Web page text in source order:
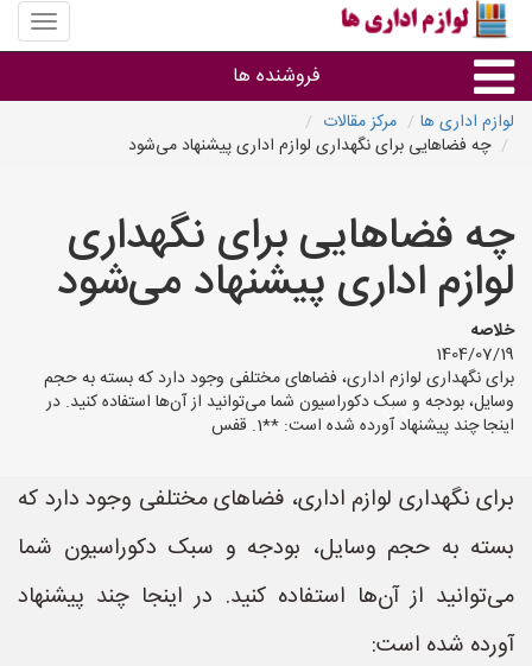
منوی
سایت
اداری
فروشنده ها
گروه ها
استان ها
لوازم اداری ها
مرکز مقالات
چه فضاهایی برای نگهداری لوازم اداری پیشنهاد می‌شود
چه فضاهایی برای نگهداری
لوازم اداری پیشنهاد می‌شود
خلاصه
1404/07/19
برای نگهداری لوازم اداری، فضاهای مختلفی وجود دارد که بسته به حجم
وسایل، بودجه و سبک دکوراسیون شما می‌توانید از آن‌ها استفاده کنید. در
اینجا چند پیشنهاد آورده شده است: **1. قفس
برای نگهداری لوازم اداری، فضاهای مختلفی وجود دارد که
بسته به حجم وسایل، بودجه و سبک دکوراسیون شما
می‌توانید از آن‌ها استفاده کنید. در اینجا چند پیشنهاد
آورده شده است: